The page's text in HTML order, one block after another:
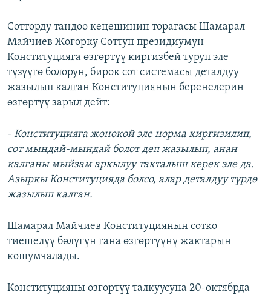
Сотторду тандоо кеңешинин төрагасы Шамарал
Майчиев Жогорку Соттун президиумун
Конституцияга өзгөртүү киргизбей туруп эле
түзүүгө болорун, бирок сот системасы деталдуу
жазылып калган Конституциянын беренелерин
өзгөртүү зарыл дейт:
- Конституцияга жөнөкөй эле норма киргизилип,
сот мындай-мындай болот деп жазылып, анан
калганы мыйзам аркылуу такталыш керек эле да.
Азыркы Конституцияда болсо, алар деталдуу түрдө
жазылып калган.
Шамарал Майчиев Конституциянын сотко
тиешелүү бөлүгүн гана өзгөртүүнү жактарын
кошумчалады.
Конституцияны өзгөртүү талкуусуна 20-октябрда